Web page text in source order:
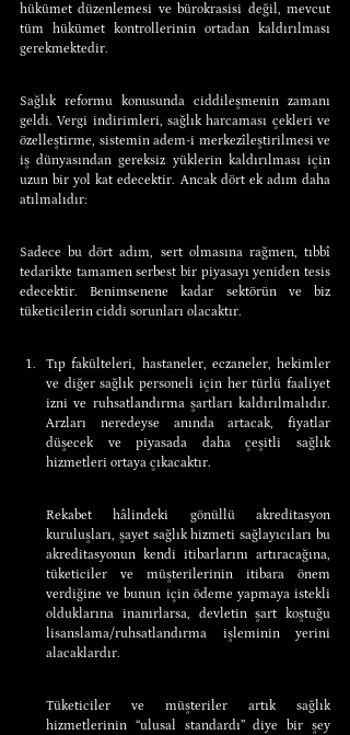
hükümet düzenlemesi ve bürokrasisi değil, mevcut
tüm hükümet kontrollerinin ortadan kaldırılması
gerekmektedir.
Sağlık reformu konusunda ciddileşmenin zamanı
geldi. Vergi indirimleri, sağlık harcaması çekleri ve
özelleştirme, sistemin adem-i merkezîleştirilmesi ve
iş dünyasından gereksiz yüklerin kaldırılması için
uzun bir yol kat edecektir. Ancak dört ek adım daha
atılmalıdır:
Sadece bu dört adım, sert olmasına rağmen, tıbbî
tedarikte tamamen serbest bir piyasayı yeniden tesis
edecektir. Benimsenene kadar sektörün ve biz
tüketicilerin ciddi sorunları olacaktır.
Tıp fakülteleri, hastaneler, eczaneler, hekimler
ve diğer sağlık personeli için her türlü faaliyet
izni ve ruhsatlandırma şartları kaldırılmalıdır.
Arzları neredeyse anında artacak, fiyatlar
düşecek ve piyasada daha çeşitli sağlık
hizmetleri ortaya çıkacaktır.
Rekabet hâlindeki gönüllü akreditasyon
kuruluşları, şayet sağlık hizmeti sağlayıcıları bu
akreditasyonun kendi itibarlarını artıracağına,
tüketiciler ve müşterilerinin itibara önem
verdiğine ve bunun için ödeme yapmaya istekli
olduklarına inanırlarsa, devletin şart koştuğu
lisanslama/ruhsatlandırma işleminin yerini
alacaklardır.
Tüketiciler ve müşteriler artık sağlık
hizmetlerinin “ulusal standardı” diye bir şey